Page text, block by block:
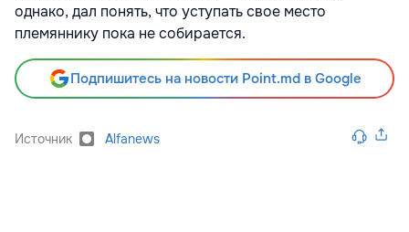
однако, дал понять, что уступать свое место
племяннику пока не собирается.
Подпишитесь на новости Point.md в Google
Источник Alfanews